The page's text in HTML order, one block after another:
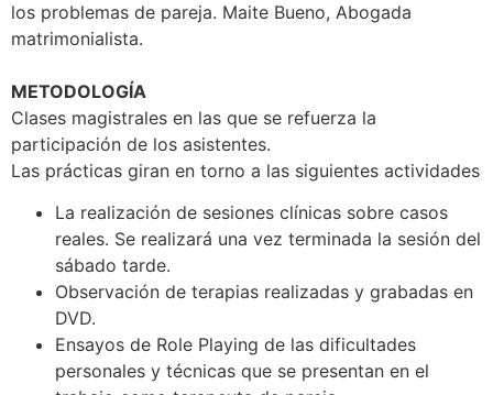
los problemas de pareja. Maite Bueno, Abogada
matrimonialista.
METODOLOGÍA
Clases magistrales en las que se refuerza la
participación de los asistentes.
Las prácticas giran en torno a las siguientes actividades
La realización de sesiones clínicas sobre casos
reales. Se realizará una vez terminada la sesión del
sábado tarde.
Observación de terapias realizadas y grabadas en
DVD.
Ensayos de Role Playing de las dificultades
personales y técnicas que se presentan en el